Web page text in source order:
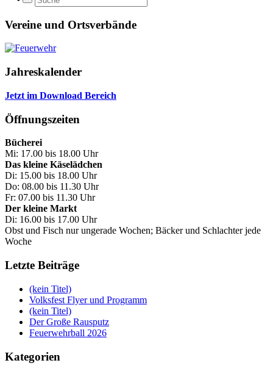
Vereine und Ortsverbände
Jahreskalender
Jetzt im Download Bereich
Öffnungszeiten
Bücherei
Mi: 17.00 bis 18.00 Uhr
Das kleine Käselädchen
Di: 15.00 bis 18.00 Uhr
Do: 08.00 bis 11.30 Uhr
Fr: 07.00 bis 11.30 Uhr
Der kleine Markt
Di: 16.00 bis 17.00 Uhr
Obst und Fisch nur ungerade Wochen; Bäcker und Schlachter jede
Woche
Letzte Beiträge
(kein Titel)
Volksfest Flyer und Programm
(kein Titel)
Der Große Rausputz
Feuerwehrball 2026
Kategorien